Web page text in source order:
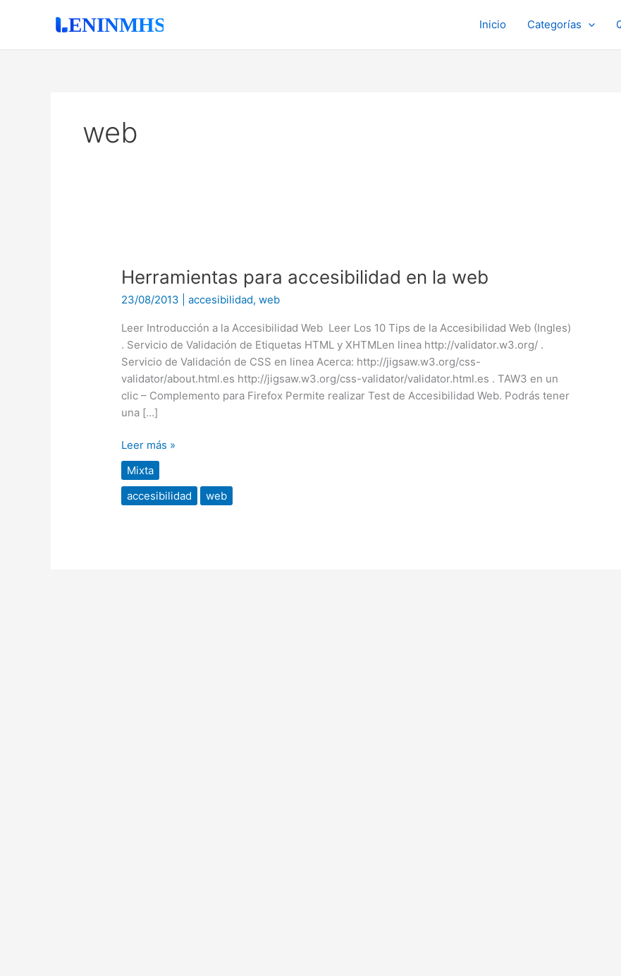
Inicio Categorías
web
Herramientas para accesibilidad en la web
23/08/2013 |accesibilidad,web
Leer Introducción a la Accesibilidad Web Leer Los 10 Tips de la Accesibilidad Web (Ingles)
. Servicio de Validación de Etiquetas HTML y XHTMLen linea http://validator.w3.org/ .
Servicio de Validación de CSS en linea Acerca: http://jigsaw.w3.org/css-
validator/about.html.es http://jigsaw.w3.org/css-validator/validator.html.es . TAW3 en un
clic – Complemento para Firefox Permite realizar Test de Accesibilidad Web. Podrás tener
una […]
accesibilidad
la
web
Leer más »
Mixta
accesibilidad
web